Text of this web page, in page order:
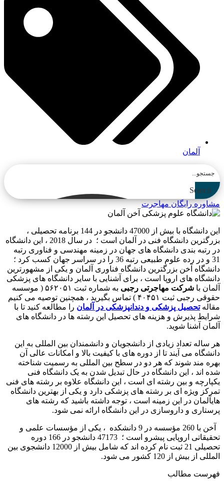
آلمان
Search
مشاوره رایگان مهاجرت
این دانشگاه با بیش از 47000 دانشجو در 144 برنامه تحصیلی ،
بزرگترین دانشگاه فنی در آلمان است ؛ در سال 2018 ، این دانشگاه
در رتبه بندی دانشگاه های جهان در زمینه مهندسی و فناوری رتبه
31 و در رده علوم طبیعی رتبه 36 را در سراسر جهان کسب کرد ؛
دانشگاه آخن بزرگترین دانشگاه فناوری آلمان و یکی از مشهورترین
دانشگاه های اروپا است ، برای آشنایی با سایر دانشگاه های پزشکی
آلمان با شرکت مهاجرتی رجبی
به شماره ثبت ۵۶۲۰۵۱ ( موسسه
حقوقی رجبی ثبت ۴۰۴۵۱ ) تماس بگیرید ، همچنین توصیه می کنیم
مقالهتحصیل پزشکی و دندانپزشکی در آلمان را مطالعه کنید تا با
شرایط پذیرش و هزینه های تحصیل این رشته ها در دانشگاه های
آلمان آشنا شوید.
هر ساله تعداد زیادی از دانشجویان و دانشمندان بین المللی به این
دانشگاه می آیند تا از دوره های با کیفیت بالا و امکانات عالی آن
بهره مند شوند که هر دو در سطح بین المللی به رسمیت شناخته
شده اند ، این دانشگاه در حال تبدیل شدن به یک دانشگاه فنی
یکپارچه و بین رشته ای است ، این دانشگاه علاوه بر رشته های فنی
تمرکز ویژه ای بر رشته های پزشکی دارد و یکی از بهترین دانشگاه
هایآلمان در این زمینه است ، توجه داشته باشید که رشته های
پرستاری و داروسازی در این دانشگاه ارائه نمی شود.
آخن با 260 مؤسسه در 9 دانشکده ، یکی از مؤسسات علمی و
تحقیقاتی اروپایی پیشرو است ؛ 47173 دانشجو در 166 دوره
تحصیلی 21 ثبت نام کرده اند که شامل بیش از 12000 دانشجوی بین
المللی از بیش از 120 کشور می شود.
فهرست مطالب